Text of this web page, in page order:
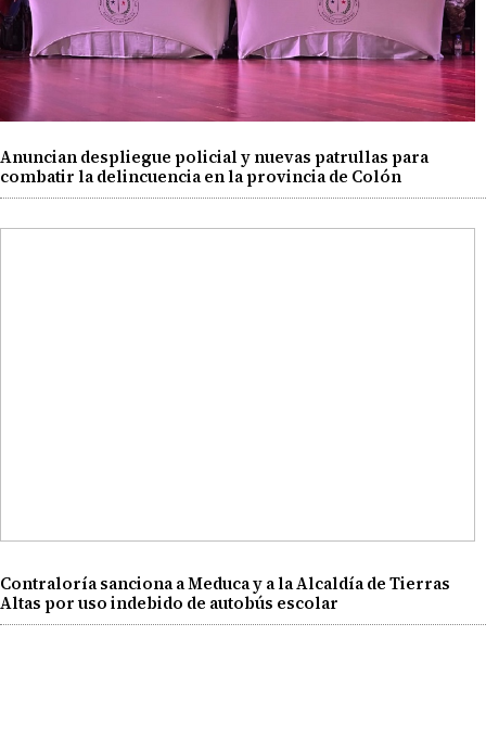
Anuncian despliegue policial y nuevas patrullas para
combatir la delincuencia en la provincia de Colón
Contraloría sanciona a Meduca y a la Alcaldía de Tierras
Altas por uso indebido de autobús escolar